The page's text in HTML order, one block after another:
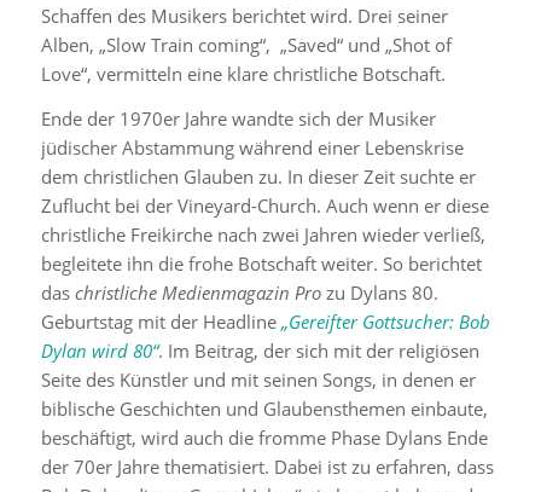
Schaffen des Musikers berichtet wird. Drei seiner
Alben, „Slow Train coming“, „Saved“ und „Shot of
Love“, vermitteln eine klare christliche Botschaft.
Ende der 1970er Jahre wandte sich der Musiker
jüdischer Abstammung während einer Lebenskrise
dem christlichen Glauben zu. In dieser Zeit suchte er
Zuflucht bei der Vineyard-Church. Auch wenn er diese
christliche Freikirche nach zwei Jahren wieder verließ,
begleitete ihn die frohe Botschaft weiter. So berichtet
das christliche Medienmagazin Prozu Dylans 80.
Geburtstag mit der Headline „Gereifter Gottsucher: Bob
Dylan wird 80“. Im Beitrag, der sich mit der religiösen
Seite des Künstler und mit seinen Songs, in denen er
biblische Geschichten und Glaubensthemen einbaute,
beschäftigt, wird auch die fromme Phase Dylans Ende
der 70er Jahre thematisiert. Dabei ist zu erfahren, dass